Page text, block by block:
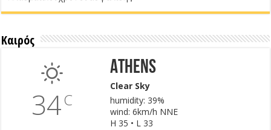
Καιρός
34C
Athens
Clear Sky
humidity: 39%
wind: 6km/h NNE
H 35 • L 33